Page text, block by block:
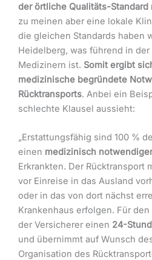
der örtliche Qualitäts-Standard
zu meinen aber eine lokale
die gleichen Standards haben
Heidelberg, was führend in
Medizinern ist. Somit ergibt
medizinische begründete
Rücktransports. Anbei ein
schlechte Klausel aussieht:
„Erstattungsfähig sind 100 %
einen medizinisch
Erkrankten. Der Rücktransport
vor Einreise in das Ausland
oder in das von dort nächst
Krankenhaus erfolgen. Für
der Versicherer einen 24-
und übernimmt auf Wunsch
Organisation des